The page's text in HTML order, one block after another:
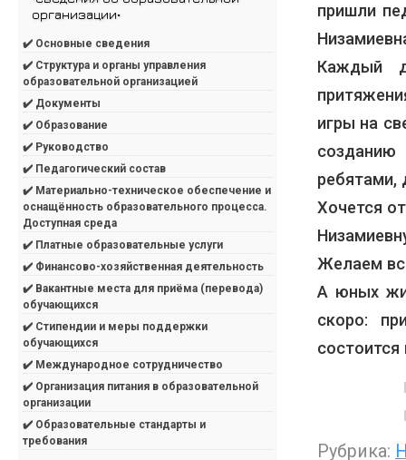
пришли
Каждый
игры на
ребятами,
Хочется
Желаем
А юных
скоро:
состоится
Рубрика:
организации•
✔️ Основные сведения
✔️ Структура и органы управления
образовательной организацией
✔️ Документы
✔️ Образование
✔️ Руководство
✔️ Педагогический состав
✔️ Материально-техническое обеспечение и
оснащённость образовательного процесса.
Доступная среда
✔️ Платные образовательные услуги
✔️ Финансово-хозяйственная деятельность
✔️ Вакантные места для приёма (перевода)
обучающихся
✔️ Стипендии и меры поддержки
обучающихся
✔️ Международное сотрудничество
✔️ Организация питания в образовательной
организации
✔️ Образовательные стандарты и
требования